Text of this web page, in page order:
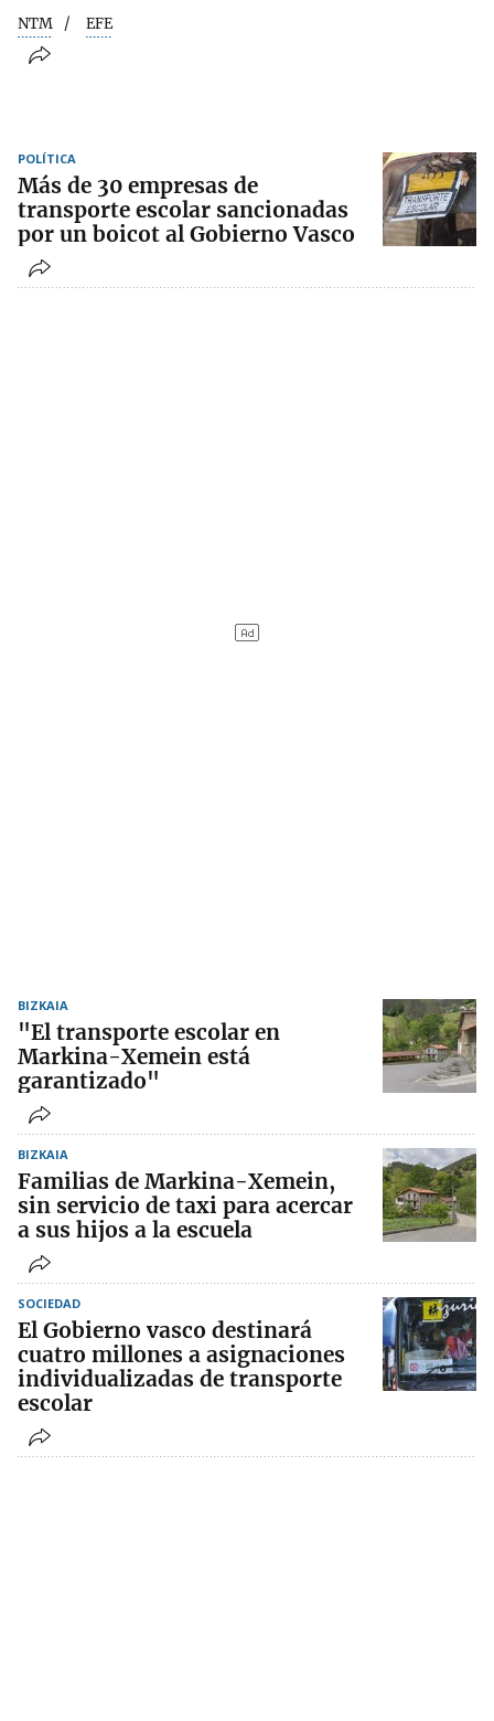
NTM EFE
POLÍTICA
Más de 30 empresas de
transporte escolar sancionadas
por un boicot al Gobierno Vasco
BIZKAIA
"El transporte escolar en
Markina-Xemein está
garantizado"
BIZKAIA
Familias de Markina-Xemein,
sin servicio de taxi para acercar
a sus hijos a la escuela
SOCIEDAD
El Gobierno vasco destinará
cuatro millones a asignaciones
individualizadas de transporte
escolar